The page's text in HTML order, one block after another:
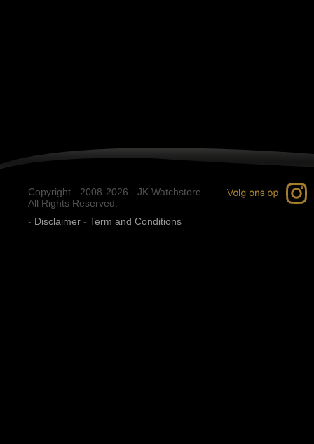
Copyright - 2008-2026 - JK Watchstore.
All Rights Reserved.
- Disclaimer - Term and Conditions